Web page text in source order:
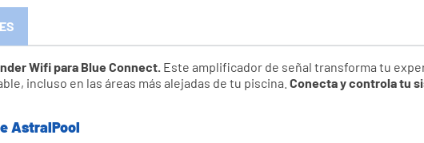
Wifi para Blue Connect. Este amplificador de señal transforma tu
incluso en las áreas más alejadas de tu piscina. Conecta y controla tu
AstralPool